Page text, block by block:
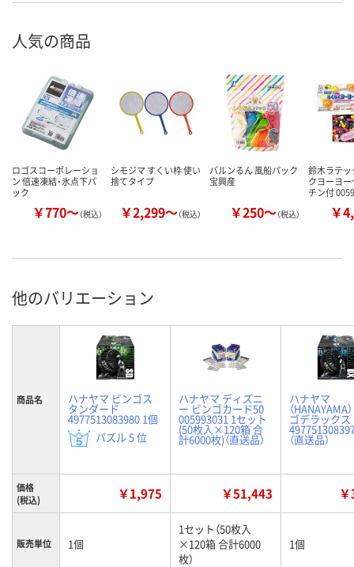
人気の商品
ロゴスコーポレーショ
ン 倍速凍結・氷点下パ
ック
￥770～（税込）
シモジマ すくい枠 使い
捨てタイプ
￥2,299～（税込）
バルンるん 風船パック
宝興産
￥250～（税込）
鈴木ラテ
クヨーヨ
チン付
￥
他のバリエーション
商品名 ハナヤマ ビンゴス
タンダード
4977513083980 1個
パズル 5 位
ハナヤマ ディズニ
ー ビンゴカード50
005993031 1セット
(50枚入×120箱 合
計6000枚)（直送品）
ハナヤマ
（HANAYAMA
ゴデラックス
（直送品）
価格
(税込)
￥1,975 ￥51,443
販売単位 1個
1セット（50枚入
×120箱 合計6000
枚）
1個